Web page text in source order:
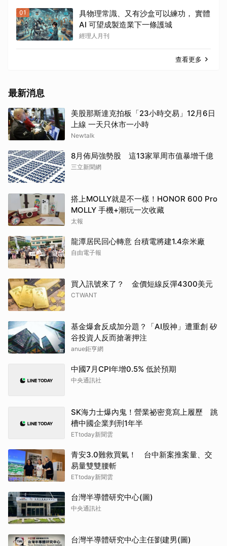
01
具物理常識、又有沙盒可以練功， 實體
AI 可望成製造業下一條護城
經理人月刊
查看更多
最新消息
美股那斯達克拍板「23小時交易」12月6日
上線 一天只休市一小時
Newtalk
8月佈局強勢股 這13家單周市值暴增千億
三立新聞網
搭上MOLLY就是不一樣！HONOR 600 Pro
MOLLY 手機+潮玩一次收藏
太報
龍潭居民回心轉意 台積電將建1.4奈米廠
自由電子報
買入訊號來了？ 金價短線反彈4300美元
CTWANT
基金爆倉反成加分題？「AI股神」遭重創 矽
谷投資人反而搶著押注
anue鉅亨網
中國7月CPI年增0.5% 低於預期
中央通訊社
SK海力士爆內鬼！營業祕密竟寫上履歷 跳
槽中國企業判刑1年半
ETtoday新聞雲
青安3.0難救買氣！ 台中新案推案量、交
易量雙雙腰斬
ETtoday新聞雲
台灣半導體研究中心(圖)
中央通訊社
台灣半導體研究中心主任劉建男(圖)